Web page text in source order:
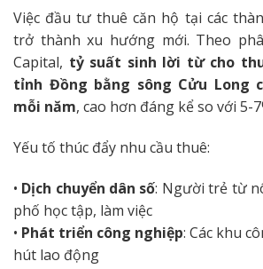
Việc đầu tư thuê căn hộ tại các
trở thành xu hướng mới. Theo
Capital, tỷ suất sinh lời từ cho
tỉnh Đồng bằng sông Cửu Long
mỗi năm, cao hơn đáng kể so với 5-
Yếu tố thúc đẩy nhu cầu thuê:
• Dịch chuyển dân số: Người trẻ từ
phố học tập, làm việc
• Phát triển công nghiệp: Các khu
hút lao động